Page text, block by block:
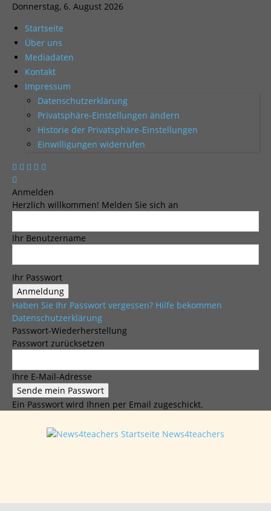
Donnerstag, 6. August 2026
Startseite
Über uns
Mediadaten
Kontakt
Impressum
Datenschutzerklärung
Privatsphäre-Einstellungen ändern
Historie der Privatsphäre-Einstellungen
Einwilligungen widerrufen
Anmelden
Herzlich willkommen! Melden Sie sich an
Ihr Benutzername
Ihr Passwort
Haben Sie Ihr Passwort vergessen? Hilfe bekommen
Datenschutzerklärung
Passwort-Wiederherstellung
Passwort zurücksetzen
Ihre E-Mail-Adresse
Ein Passwort wird Ihnen per Email zugeschickt.
News4teachers